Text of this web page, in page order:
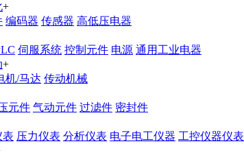
+
编码器 传感器 高低压电器
伺服系统 控制元件 电源 通用工业电器
+
机/马达 传动机械
元件 气动元件 过滤件 密封件
表 压力仪表 分析仪表 电子电工仪器 工控仪器仪表